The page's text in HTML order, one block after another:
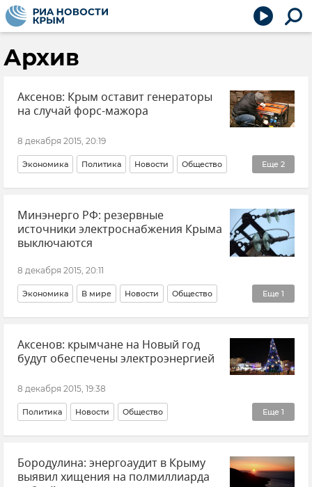
Архив
Аксенов: Крым оставит генераторы
на случай форс-мажора
8 декабря 2015, 20:19
Еще 2
Экономика Политика Новости Общество
Чрезвычайная ситуация в Крыму в связи с блэкаутом
Энергосистема Крыма
Минэнерго РФ: резервные
источники электроснабжения Крыма
выключаются
8 декабря 2015, 20:11
Еще 1
Экономика В мире Новости Общество
Энергосистема Крыма
Аксенов: крымчане на Новый год
будут обеспечены электроэнергией
8 декабря 2015, 19:38
Еще 1
Политика Новости Общество
Энергосистема Крыма
Бородулина: энергоаудит в Крыму
выявил хищения на полмиллиарда